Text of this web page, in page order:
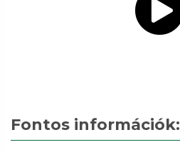
Fontos információk: